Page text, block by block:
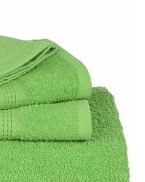
зелени 30x30
institutions
цел.
си с бутона "Добави в
да изберете броя